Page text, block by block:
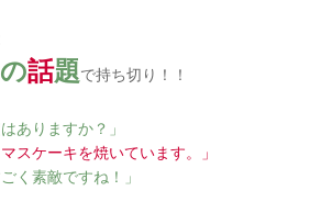
の話題で持ち切り！！
ありますか？」
スケーキを焼いています。」
く素敵ですね！」